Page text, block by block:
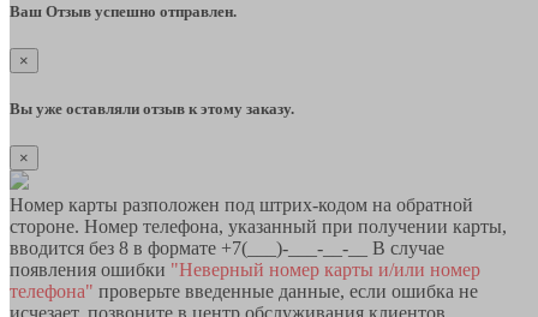
Ваш Отзыв успешно отправлен.
×
Вы уже оставляли отзыв к этому заказу.
×
Номер карты разположен под штрих-кодом на обратной
стороне. Номер телефона, указанный при получении карты,
вводится без 8 в формате +7(___)-___-__-__ В случае
появления ошибки "Неверный номер карты и/или номер
телефона" проверьте введенные данные, если ошибка не